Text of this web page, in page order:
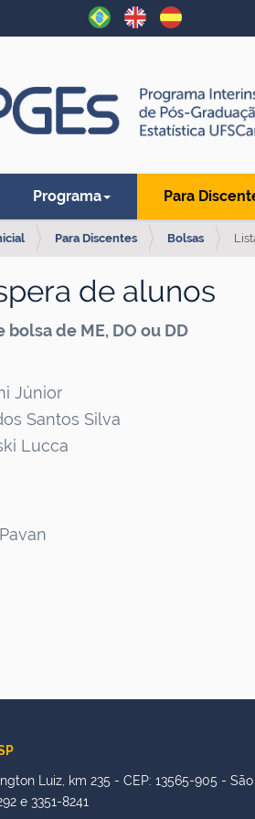
Programa Para
Para Discentes Bolsas
de alunos
de ME, DO ou DD
Júnior
Santos Silva
Lucca
Luiz, km 235 - CEP: 13565-905 -
e 3351-8241